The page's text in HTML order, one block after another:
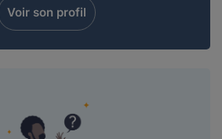
Voir son profil